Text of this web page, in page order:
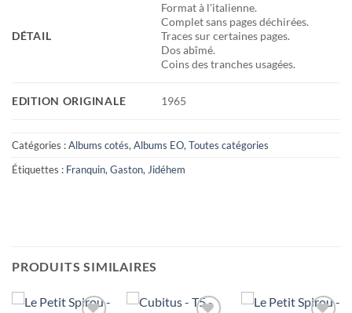
DÉTAIL
Format à l'italienne.
Complet sans pages déchirées.
Traces sur certaines pages.
Dos abîmé.
Coins des tranches usagées.
EDITION ORIGINALE 1965
Catégories :Albums cotés,Albums EO,Toutes catégories
Étiquettes : Franquin,Gaston,Jidéhem
PRODUITS SIMILAIRES